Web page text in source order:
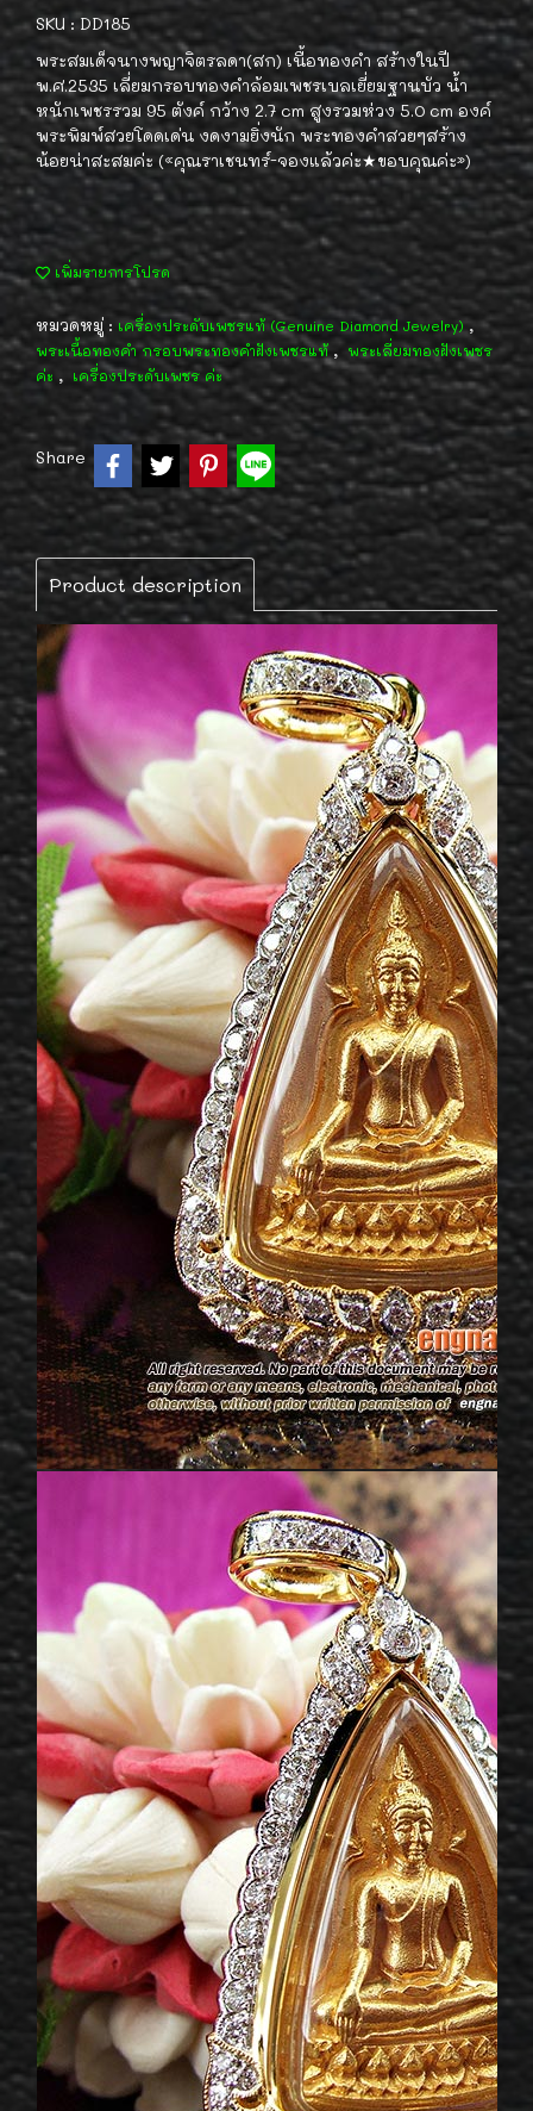
SKU : DD185
พระสมเด็จนางพญาจิตรลดา(สก) เนื้อทองคำ สร้างในปี
พ.ศ.2535 เลี่ยมกรอบทองคำล้อมเพชรเบลเยี่ยมฐานบัว น้ำ
หนักเพชรรวม 95 ตังค์ กว้าง 2.7 cm สูงรวมห่วง 5.0 cm องค์
พระพิมพ์สวยโดดเด่น งดงามยิ่งนัก พระทองคำสวยๆสร้าง
น้อยน่าสะสมค่ะ («คุณราเชนทร์-จองแล้วค่ะ★ขอบคุณค่ะ»)
เพิ่มรายการโปรด
หมวดหมู่ : เครื่องประดับเพชรแท้ (Genuine Diamond Jewelry) ,
พระเนื้อทองคำ กรอบพระทองคำฝังเพชรแท้ , พระเลี่ยมทองฝังเพชร
ค่ะ , เครื่องประดับเพชร ค่ะ
Share
Product description